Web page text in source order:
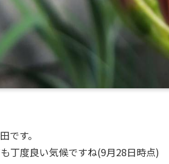
です。
丁度良い気候ですね(9月28日時点)